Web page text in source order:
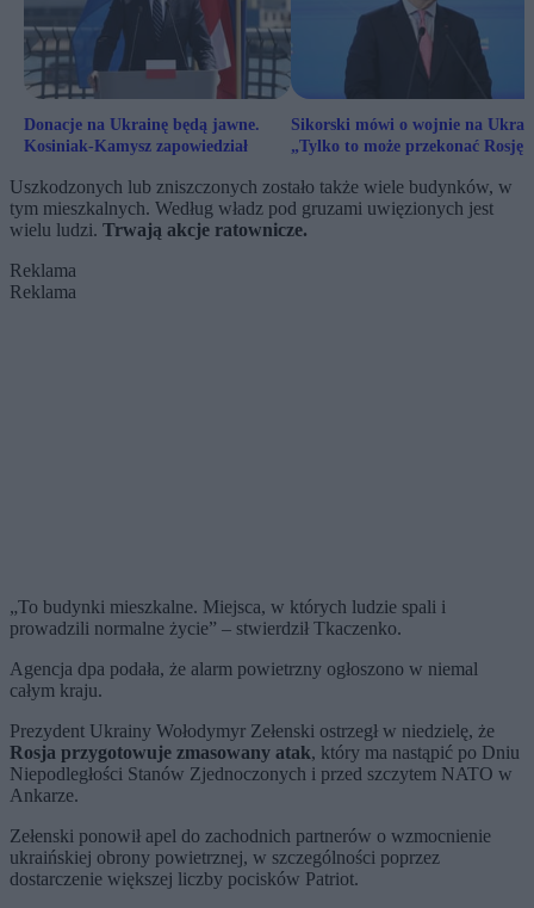
Donacje na Ukrainę będą jawne.
Kosiniak-Kamysz zapowiedział
Sikorski mówi o wojnie na
„Tylko to może przekonać Rosję
Uszkodzonych lub zniszczonych zostało także wiele budynków, w
tym mieszkalnych. Według władz pod gruzami uwięzionych jest
wielu ludzi. Trwają akcje ratownicze.
Reklama
Reklama
„To budynki mieszkalne. Miejsca, w których ludzie spali i
prowadzili normalne życie” – stwierdził Tkaczenko.
Agencja dpa podała, że alarm powietrzny ogłoszono w niemal
całym kraju.
Prezydent Ukrainy Wołodymyr Zełenski ostrzegł w niedzielę, że
Rosja przygotowuje zmasowany atak, który ma nastąpić po Dniu
Niepodległości Stanów Zjednoczonych i przed szczytem NATO w
Ankarze.
Zełenski ponowił apel do zachodnich partnerów o wzmocnienie
ukraińskiej obrony powietrznej, w szczególności poprzez
dostarczenie większej liczby pocisków Patriot.